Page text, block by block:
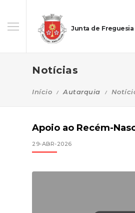
Junta de Freguesia
Notícias
Início Autarquia
Apoio ao Recém-
29-ABR-2026